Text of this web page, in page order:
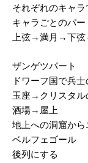
それぞれのキャ
キャラごとのパ
上弦→満月→下
ザンゲツパート
ドワーフ国で兵士
玉座→クリスタル
酒場→屋上
地上への洞窟か
ベルフェゴール
後列にする